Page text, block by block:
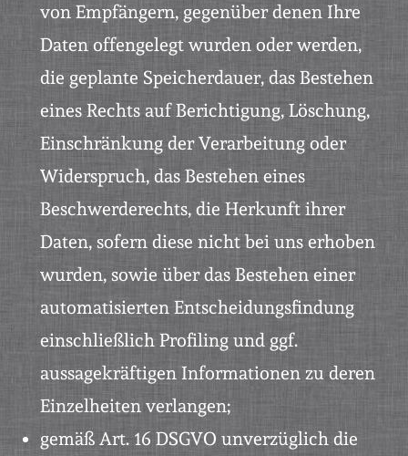
von Empfängern, gegenüber denen Ihre
Daten offengelegt wurden oder werden,
die geplante Speicherdauer, das Bestehen
eines Rechts auf Berichtigung, Löschung,
Einschränkung der Verarbeitung oder
Widerspruch, das Bestehen eines
Beschwerderechts, die Herkunft ihrer
Daten, sofern diese nicht bei uns erhoben
wurden, sowie über das Bestehen einer
automatisierten Entscheidungsfindung
einschließlich Profiling und ggf.
aussagekräftigen Informationen zu deren
Einzelheiten verlangen;
gemäß Art. 16 DSGVO unverzüglich die